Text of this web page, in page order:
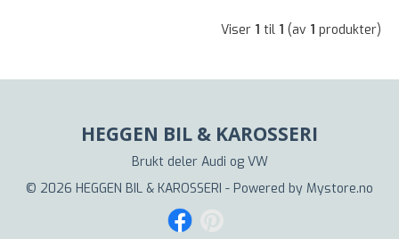
Viser 1 til 1 (av 1 produkter)
HEGGEN BIL & KAROSSERI
Brukt deler Audi og VW
© 2026 HEGGEN BIL & KAROSSERI - Powered by Mystore.no